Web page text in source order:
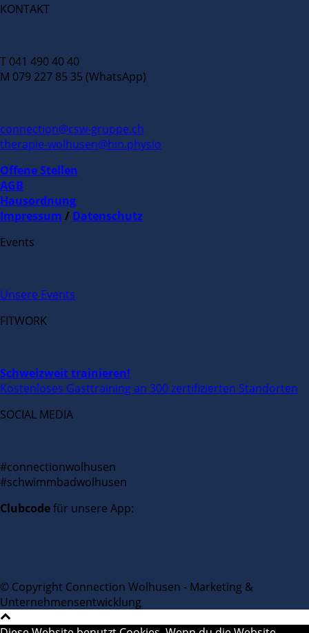
KONTAKT
T 041 490 40 40
M 079 227 85 35 (WhatsApp)
connection@csw-gruppe.ch
therapie-wolhusen@hin.physio
Offene Stellen
AGB
Hausordnung
Impressum / Datenschutz
Events
Unsere Events
FITWORK
Schweizweit trainieren!
Kostenloses Gasttraining an 300 zertifizierten Standorten
SOCIAL MEDIA
#connectionwolhusen
#schwimmbadwolhusen
Clubcodefür unsere App:
© Copyright Connection Wolhusen - Marketing &
Unternehmensentwicklung